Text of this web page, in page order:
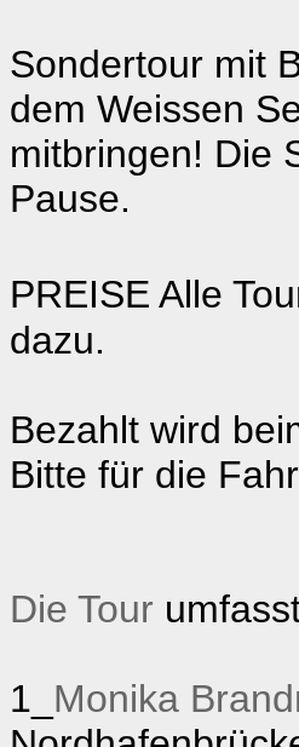
Sondertour mit
dem Weissen
mitbringen! Die
Pause.
PREISE Alle
dazu.
Bezahlt wird
Bitte für die
Die Tour
1_ Monika